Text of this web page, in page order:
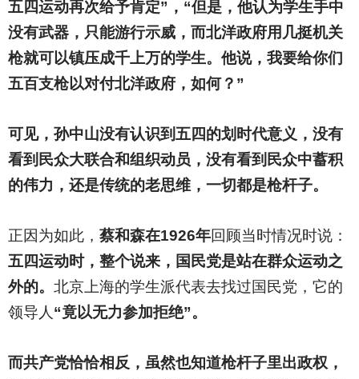
五四运动再次给予肯定”，“但是，他认为学生手中
没有武器，只能游行示威，而北洋政府用几挺机关
枪就可以镇压成千上万的学生。他说，我要给你们
五百支枪以对付北洋政府，如何？”
可见，孙中山没有认识到五四的划时代意义，没有
看到民众大联合和组织动员，没有看到民众中蓄积
的伟力，还是传统的老思维，一切都是枪杆子。
正因为如此， 蔡和森在1926年回顾当时情况时说：
五四运动时，整个说来，国民党是站在群众运动之
外的。 北京上海的学生派代表去找过国民党，它的
领导人 “竟以无力参加拒绝”。
而共产党恰恰相反，虽然也知道枪杆子里出政权，